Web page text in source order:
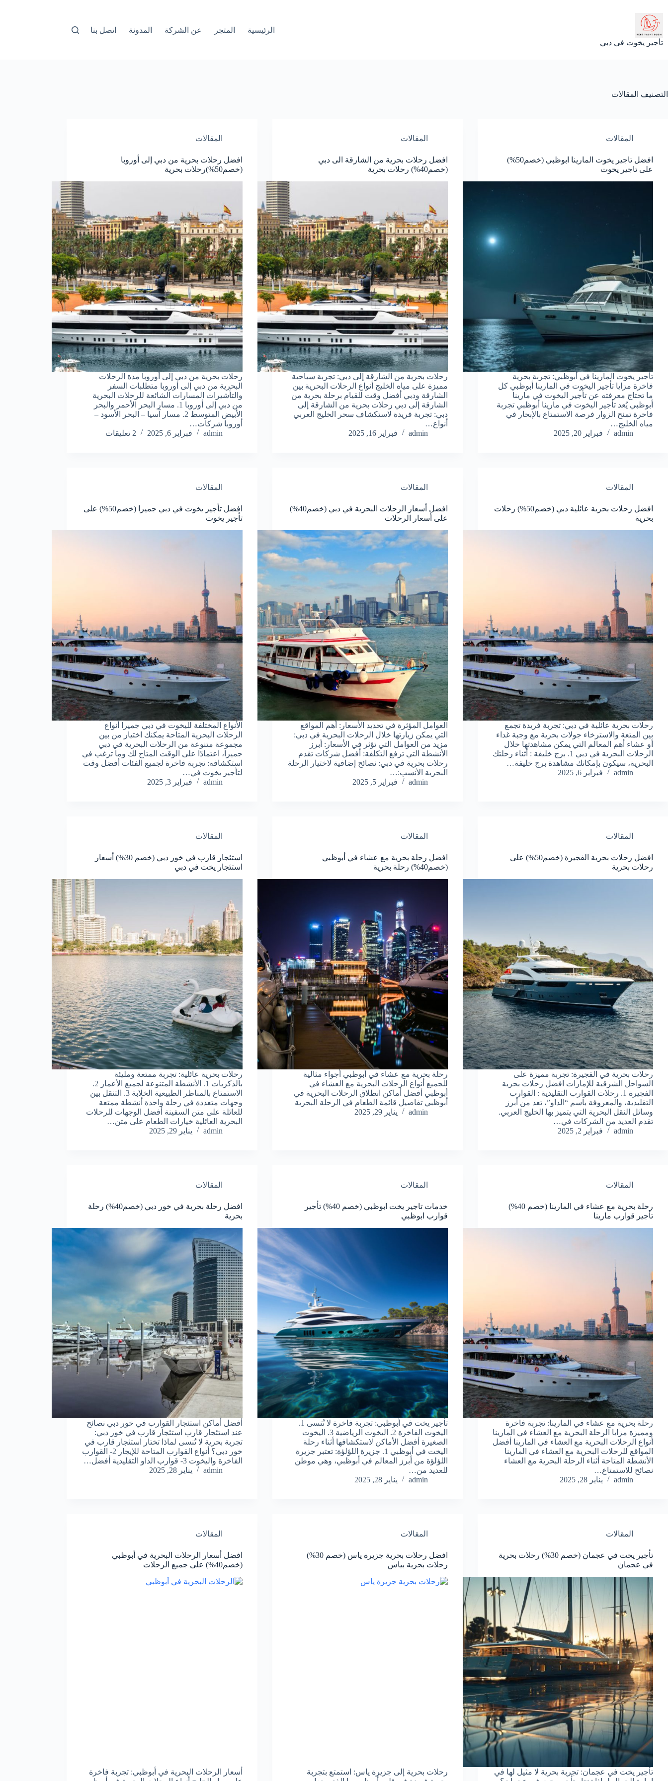
المحتوى
تأجير يخوت فى دبي
الرئيسية المتجر عن الشركة المدونة اتصل بنا
التصنيف المقالات
المقالات
افضل تاجير يخوت المارينا ابوظبي (خصم50%)
على تاجير يخوت
تأجير يخوت المارينا في أبوظبي: تجربة بحرية
فاخرة مزايا تأجير اليخوت في المارينا أبوظبي كل
ما تحتاج معرفته عن تأجير اليخوت في مارينا
أبوظبي يُعد تأجير اليخوت في مارينا أبوظبي تجربة
فاخرة تمنح الزوار فرصة الاستمتاع بالإبحار في
مياه الخليج…
admin
فبراير 20, 2025
المقالات
افضل رحلات بحرية من الشارقة الى دبي
(خصم40%) رحلات بحرية
رحلات بحرية من الشارقة إلى دبي: تجربة سياحية
مميزة على مياه الخليج أنواع الرحلات البحرية بين
الشارقة ودبي أفضل وقت للقيام برحلة بحرية من
الشارقة إلى دبي رحلات بحرية من الشارقة إلى
دبي: تجربة فريدة لاستكشاف سحر الخليج العربي
أنواع…
admin
فبراير 16, 2025
المقالات
افضل رحلات بحرية من دبي إلى أوروبا
(خصم50%)رحلات بحرية
رحلات بحرية من دبي إلى أوروبا مدة الرحلات
البحرية من دبي إلى أوروبا متطلبات السفر
والتأشيرات المسارات الشائعة للرحلات البحرية
من دبي إلى أوروبا 1. مسار البحر الأحمر والبحر
الأبيض المتوسط 2. مسار آسيا – البحر الأسود –
أوروبا شركات…
admin
فبراير 6, 2025 2 تعليقات
المقالات
افضل رحلات بحرية عائلية دبي (خصم50%) رحلات
بحرية
رحلات بحرية عائلية في دبي: تجربة فريدة تجمع
بين المتعة والاسترخاء جولات بحرية مع وجبة غداء
أو عشاء أهم المعالم التي يمكن مشاهدتها خلال
الرحلات البحرية في دبي 1. برج خليفة : أثناء رحلتك
البحرية، سيكون بإمكانك مشاهدة برج خليفة…
admin
فبراير 6, 2025
المقالات
افضل أسعار الرحلات البحرية في دبي (خصم40%)
على أسعار الرحلات
العوامل المؤثرة في تحديد الأسعار: أهم المواقع
التي يمكن زيارتها خلال الرحلات البحرية في دبي:
مزيد من العوامل التي تؤثر في الأسعار: أبرز
الأنشطة التي ترفع التكلفة: أفضل شركات تقدم
رحلات بحرية في دبي: نصائح إضافية لاختيار الرحلة
البحرية الأنسب:…
admin
فبراير 5, 2025
المقالات
افضل تأجير يخوت في دبي جميرا (خصم50%) على
تأجير يخوت
الأنواع المختلفة لليخوت في دبي جميرا أنواع
الرحلات البحرية المتاحة يمكنك اختيار من بين
مجموعة متنوعة من الرحلات البحرية في دبي
جميرا، اعتمادًا على الوقت المتاح لك وما ترغب في
استكشافه: تجربة فاخرة لجميع الفئات أفضل وقت
لتأجير يخوت في…
admin
فبراير 3, 2025
المقالات
افضل رحلات بحرية الفجيرة (خصم50%) على
رحلات بحرية
رحلات بحرية في الفجيرة: تجربة مميزة على
السواحل الشرقية للإمارات افضل رحلات بحرية
الفجيرة 1. رحلات القوارب التقليدية : القوارب
التقليدية، والمعروفة باسم “الداو”، تعد من أبرز
وسائل النقل البحرية التي يتميز بها الخليج العربي.
تقدم العديد من الشركات في…
admin
فبراير 2, 2025
المقالات
افضل رحلة بحرية مع عشاء في أبوظبي
(خصم40%) رحلة بحرية
رحلة بحرية مع عشاء في أبوظبي أجواء مثالية
للجميع أنواع الرحلات البحرية مع العشاء في
أبوظبي أفضل أماكن انطلاق الرحلات البحرية في
أبوظبي تفاصيل قائمة الطعام في الرحلة البحرية
admin
يناير 29, 2025
المقالات
استئجار قارب في خور دبي (خصم 30%) أسعار
استئجار يخت في دبي
رحلات بحرية عائلية: تجربة ممتعة ومليئة
بالذكريات 1. الأنشطة المتنوعة لجميع الأعمار 2.
الاستمتاع بالمناظر الطبيعية الخلابة 3. التنقل بين
وجهات متعددة في رحلة واحدة أنشطة ممتعة
للعائلة على متن السفينة أفضل الوجهات للرحلات
البحرية العائلية خيارات الطعام على متن…
admin
يناير 29, 2025
المقالات
رحلة بحرية مع عشاء في المارينا (خصم 40%)
تأجير قوارب مارينا
رحلة بحرية مع عشاء في المارينا: تجربة فاخرة
ومميزة مزايا الرحلة البحرية مع العشاء في المارينا
أنواع الرحلات البحرية مع العشاء في المارينا أفضل
المواقع للرحلات البحرية مع العشاء في المارينا
الأنشطة المتاحة أثناء الرحلة البحرية مع العشاء
نصائح للاستمتاع…
admin
يناير 28, 2025
المقالات
خدمات تاجير يخت ابوظبي (خصم 40%) تأجير
قوارب ابوظبي
تأجير يخت في أبوظبي: تجربة فاخرة لا تُنسى 1.
اليخوت الفاخرة 2. اليخوت الرياضية 3. اليخوت
الصغيرة أفضل الأماكن لاستكشافها أثناء رحلة
اليخت في أبوظبي 1. جزيرة اللؤلؤة: تعتبر جزيرة
اللؤلؤة من أبرز المعالم في أبوظبي، وهي موطن
للعديد من…
admin
يناير 28, 2025
المقالات
افضل رحلة بحرية في خور دبي (خصم40%) رحلة
بحرية
أفضل أماكن استئجار القوارب في خور دبي نصائح
عند استئجار قارب استئجار قارب في خور دبي:
تجربة بحرية لا تُنسى لماذا تختار استئجار قارب في
خور دبي؟ أنواع القوارب المتاحة للإيجار 2- القوارب
الفاخرة واليخوت 3- قوارب الداو التقليدية أفضل…
admin
يناير 28, 2025
المقالات
تأجير يخت في عجمان (خصم 30%) رحلات بحرية
في عجمان
تأجير يخت في عجمان: تجربة بحرية لا مثيل لها في
المقالات
افضل رحلات بحرية جزيرة ياس (خصم 30%)
رحلات بحرية بياس
رحلات بحرية إلى جزيرة ياس: استمتع بتجربة
المقالات
افضل أسعار الرحلات البحرية في أبوظبي
(خصم40%) على جميع الرحلات
أسعار الرحلات البحرية في أبوظبي: تجربة فاخرة